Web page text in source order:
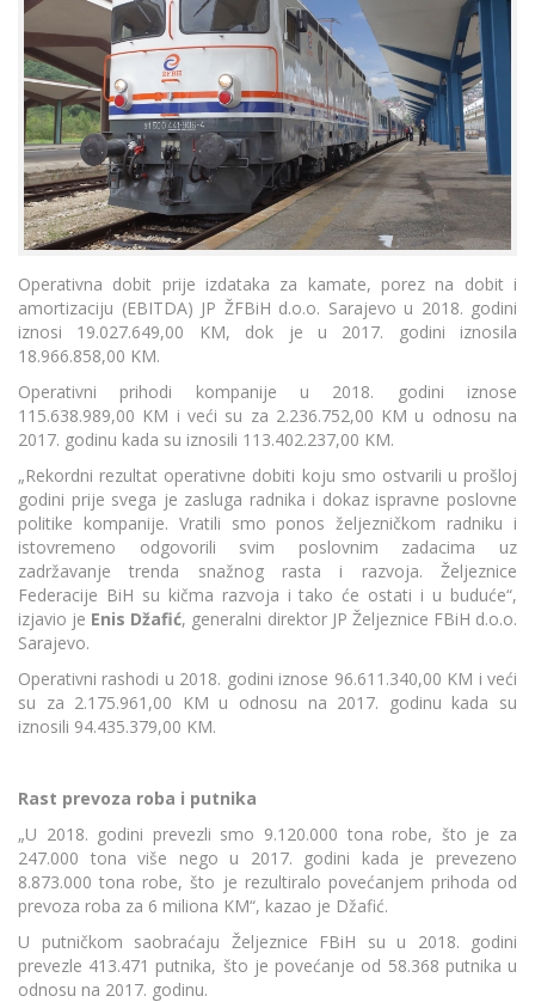
Operativna dobit prije izdataka za kamate, porez na dobit i
amortizaciju (EBITDA) JP ŽFBiH d.o.o. Sarajevo u 2018. godini
iznosi 19.027.649,00 KM, dok je u 2017. godini iznosila
18.966.858,00 KM.
Operativni prihodi kompanije u 2018. godini iznose
115.638.989,00 KM i veći su za 2.236.752,00 KM u odnosu na
2017. godinu kada su iznosili 113.402.237,00 KM.
„Rekordni rezultat operativne dobiti koju smo ostvarili u prošloj
godini prije svega je zasluga radnika i dokaz ispravne poslovne
politike kompanije. Vratili smo ponos željezničkom radniku i
istovremeno odgovorili svim poslovnim zadacima uz
zadržavanje trenda snažnog rasta i razvoja. Željeznice
Federacije BiH su kičma razvoja i tako će ostati i u buduće“,
izjavio je Enis Džafić, generalni direktor JP Željeznice FBiH d.o.o.
Sarajevo.
Operativni rashodi u 2018. godini iznose 96.611.340,00 KM i veći
su za 2.175.961,00 KM u odnosu na 2017. godinu kada su
iznosili 94.435.379,00 KM.
Rast prevoza roba i putnika
„U 2018. godini prevezli smo 9.120.000 tona robe, što je za
247.000 tona više nego u 2017. godini kada je prevezeno
8.873.000 tona robe, što je rezultiralo povećanjem prihoda od
prevoza roba za 6 miliona KM“, kazao je Džafić.
U putničkom saobraćaju Željeznice FBiH su u 2018. godini
prevezle 413.471 putnika, što je povećanje od 58.368 putnika u
odnosu na 2017. godinu.